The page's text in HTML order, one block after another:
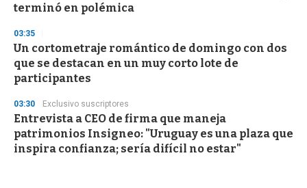
terminó en polémica
03:35
Un cortometraje romántico de domingo con dos
que se destacan en un muy corto lote de
participantes
03:30 Exclusivo suscriptores
Entrevista a CEO de firma que maneja
patrimonios Insigneo: "Uruguay es una plaza que
inspira confianza; sería difícil no estar"